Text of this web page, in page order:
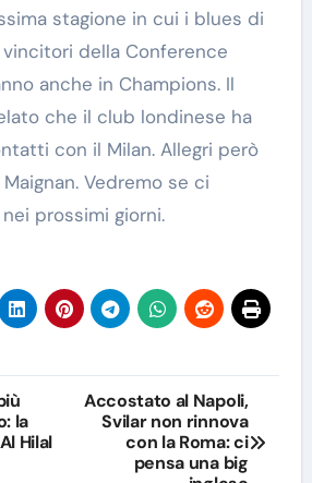
stagione in cui i blues di
della Conference
anche in Champions. Il
che il club londinese ha
con il Milan. Allegri però
Vedremo se ci
prossimi giorni.
la
Hilal
Accostato al Napoli,
Svilar non rinnova
con la Roma: ci
pensa una big